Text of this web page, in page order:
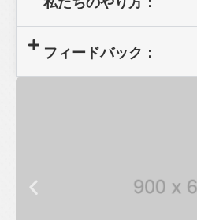
フィードバック：